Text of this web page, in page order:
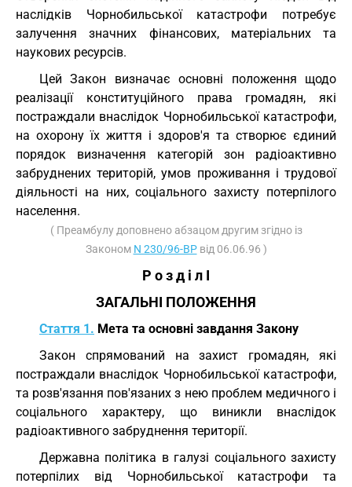
наслідків Чорнобильської катастрофи потребує
залучення значних фінансових, матеріальних та
наукових ресурсів.
Цей Закон визначає основні положення щодо
реалізації конституційного права громадян, які
постраждали внаслідок Чорнобильської катастрофи,
на охорону їх життя і здоров'я та створює єдиний
порядок визначення категорій зон радіоактивно
забруднених територій, умов проживання і трудової
діяльності на них, соціального захисту потерпілого
населення.
( Преамбулу доповнено абзацом другим згідно із
Законом N 230/96-ВРвід 06.06.96 )
Р о з д і л I
ЗАГАЛЬНІ ПОЛОЖЕННЯ
Стаття 1. Мета та основні завдання Закону
Закон спрямований на захист громадян, які
постраждали внаслідок Чорнобильської катастрофи,
та розв'язання пов'язаних з нею проблем медичного і
соціального характеру, що виникли внаслідок
радіоактивного забруднення території.
Державна політика в галузі соціального захисту
потерпілих від Чорнобильської катастрофи та